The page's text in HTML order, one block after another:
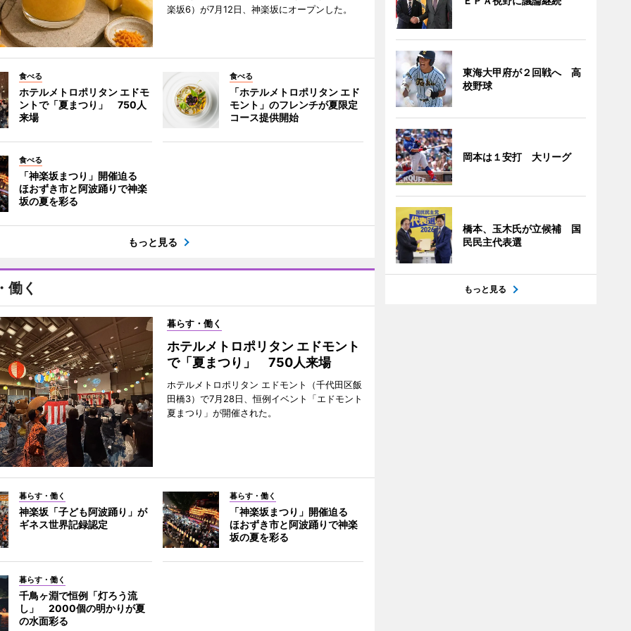
楽坂6）が7月12日、神楽坂にオープンした。
食べる
ホテルメトロポリタン エドモ
ントで「夏まつり」 750人
来場
食べる
「ホテルメトロポリタン エド
モント」のフレンチが夏限定
コース提供開始
食べる
「神楽坂まつり」開催迫る
ほおずき市と阿波踊りで神楽
坂の夏を彩る
もっと見る
働く
暮らす・働く
ホテルメトロポリタン エドモント
で「夏まつり」 750人来場
ホテルメトロポリタン エドモント（千代田区飯
田橋3）で7月28日、恒例イベント「エドモント
夏まつり」が開催された。
暮らす・働く
神楽坂「子ども阿波踊り」が
ギネス世界記録認定
暮らす・働く
「神楽坂まつり」開催迫る
ほおずき市と阿波踊りで神楽
坂の夏を彩る
暮らす・働く
千鳥ヶ淵で恒例「灯ろう流
し」 2000個の明かりが夏
の水面彩る
東海大甲府が２回戦へ 高
校野球
岡本は１安打 大リーグ
橋本、玉木氏が立候補 国
民民主代表選
もっと見る